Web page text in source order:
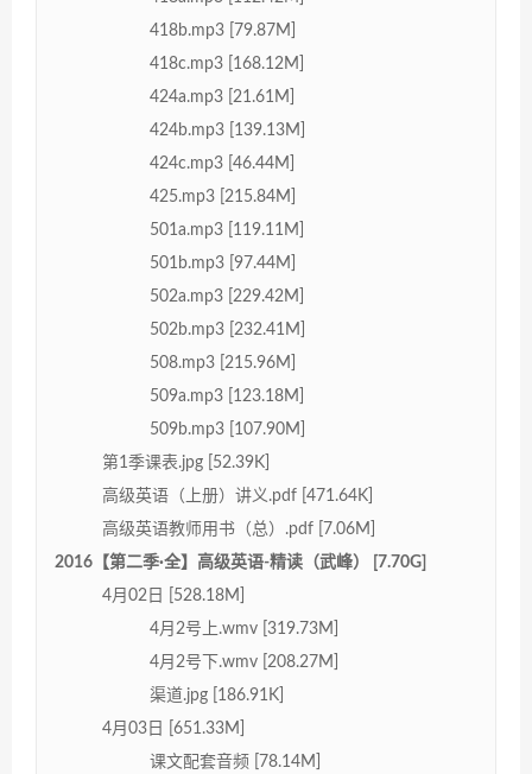
418b.mp3 [79.87M]
418c.mp3 [168.12M]
424a.mp3 [21.61M]
424b.mp3 [139.13M]
424c.mp3 [46.44M]
425.mp3 [215.84M]
501a.mp3 [119.11M]
501b.mp3 [97.44M]
502a.mp3 [229.42M]
502b.mp3 [232.41M]
508.mp3 [215.96M]
509a.mp3 [123.18M]
509b.mp3 [107.90M]
第1季课表.jpg [52.39K]
高级英语（上册）讲义.pdf [471.64K]
高级英语教师用书（总）.pdf [7.06M]
2016【第二季·全】高级英语-精读（武峰） [7.70G]
4月02日 [528.18M]
4月2号上.wmv [319.73M]
4月2号下.wmv [208.27M]
渠道.jpg [186.91K]
4月03日 [651.33M]
课文配套音频 [78.14M]